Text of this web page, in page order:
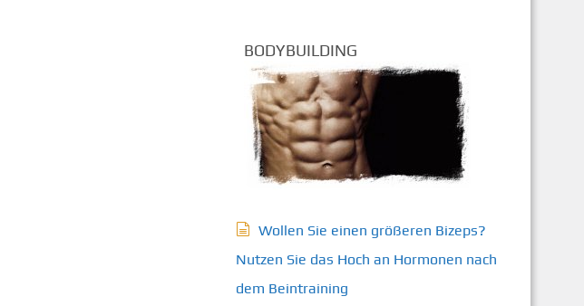
BODYBUILDING
Wollen Sie einen größeren Bizeps?
Nutzen Sie das Hoch an Hormonen nach
dem Beintraining